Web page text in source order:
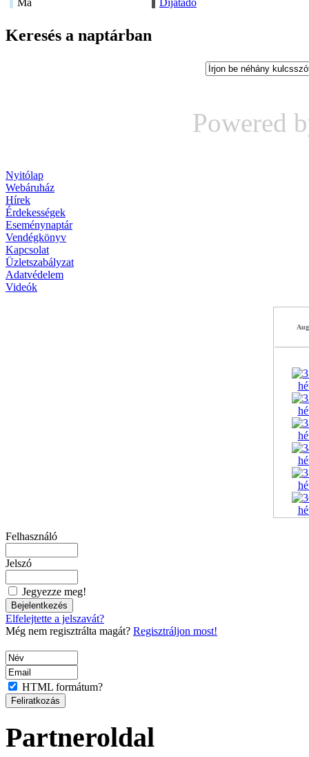
Keresés a naptárban
Powered
Nyitólap
Webáruház
Hírek
Érdekességek
Eseménynaptár
Vendégkönyv
Kapcsolat
Üzletszabályzat
Adatvédelem
Videók
Felhasználó
Jelszó
Jegyezze meg!
Elfelejtette a jelszavát?
Még nem regisztrálta magát? Regisztráljon most!
HTML formátum?
Partneroldal